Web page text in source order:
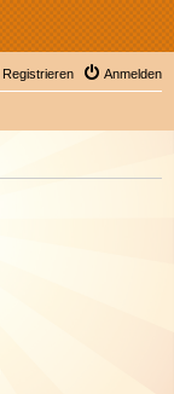
Anmelden
Registrieren